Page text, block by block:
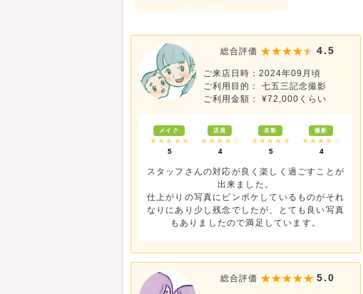
総合評価 4.5
ご来店日時：2024年09月頃
ご利用目的： 七五三記念撮影
ご利用金額： ¥72,000くらい
メイク
★★★★★
5
店員
★★★★☆
4
衣装
★★★★★
5
撮影
★★★★☆
4
スタッフさんの対応が良く楽しく過ごすことが
出来ました。
仕上がりの写真にピンボケしているものがそれ
なりにあり少し残念でしたが、とても良い写真
もありましたので満足しています。
総合評価 5.0